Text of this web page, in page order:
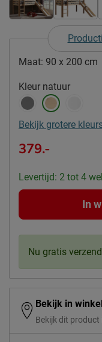
Maat: 90 x 200 cm
Kleur natuur
Bekijk grotere
379.-
Levertijd: 2 tot 4
In
Nu gratis
Bekijk in
Bekijk dit product